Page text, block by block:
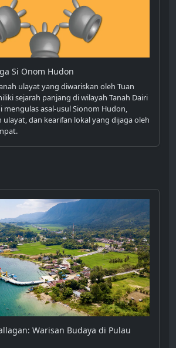
Si Onom Hudon
ulayat yang diwariskan oleh Tuan
sejarah panjang di wilayah Tanah Dairi
mengulas asal-usul Sionom Hudon,
dan kearifan lokal yang dijaga oleh
Warisan Budaya di Pulau